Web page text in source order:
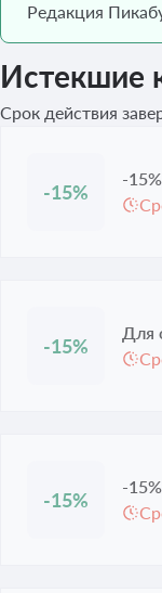
Редакция
Истекшие
Срок действия
-15%
-
-15%
Для
-15%
-